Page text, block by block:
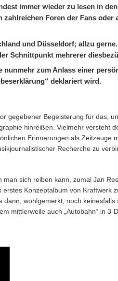
immer wieder zu lesen in
Foren der Fans oder
und Düsseldorf; allzu
Schnittpunkt mehrerer
nunmehr zum Anlass einer
deklariert wird.
gegebener Begeisterung für das,
hinreißen. Vielmehr versteht
Erinnerungen als Zeitzeuge
Recherche zu
sich reiben kann, zumal Jan
Konzeptalbum von Kraftwerk
wohlgemerkt, noch keinesfalls
mittlerweile auch „Autobahn“ in 3-